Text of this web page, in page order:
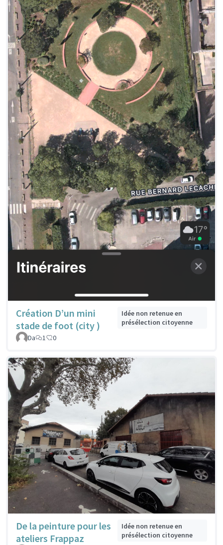
Création D’un mini
stade de foot (city )
Idée non retenue en
présélection citoyenne
Da
1 0
De la peinture pour les
ateliers Frappaz
Idée non retenue en
présélection citoyenne